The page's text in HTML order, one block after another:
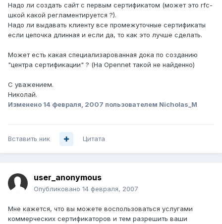
Надо ли создать сайт с первым сертификатом (может это rfc-
шкой какой регламентируется ?).
Надо ли выдавать клиенту все промежуточные сертификаты
если цепочка длинная и если да, то как это лучше сделать.
Может есть какая специализарованная дока по созданию
"центра сертификации" ? (На Opennet такой не найденно)
С уважением.
Николай.
Изменено 14 февраля, 2007 пользователем Nicholas_M
Вставить ник Цитата
user_anonymous
Опубликовано 14 февраля, 2007
Мне кажется, что вы можете воспользоваться услугами
коммерческих сертификаторов и тем разрешить ваши